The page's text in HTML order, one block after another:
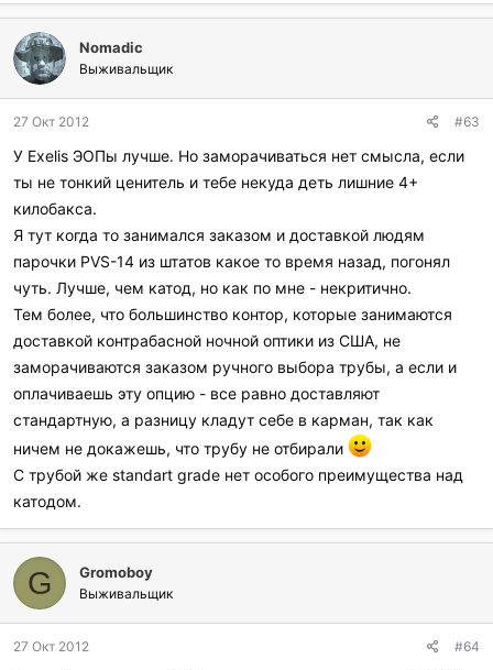
Nomadic
Выживальщик
27 Окт 2012 #63
У Exelis ЭОПы лучше. Но заморачиваться нет смысла, если
ты не тонкий ценитель и тебе некуда деть лишние 4+
килобакса.
Я тут когда то занимался заказом и доставкой людям
парочки PVS-14 из штатов какое то время назад, погонял
чуть. Лучше, чем катод, но как по мне - некритично.
Тем более, что большинство контор, которые занимаются
доставкой контрабасной ночной оптики из США, не
заморачиваются заказом ручного выбора трубы, а если и
оплачиваешь эту опцию - все равно доставляют
стандартную, а разницу кладут себе в карман, так как
ничем не докажешь, что трубу не отбирали
С трубой же standart grade нет особого преимущества над
катодом.
G Gromoboy
Выживальщик
27 Окт 2012 #64